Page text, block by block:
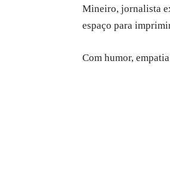
Mineiro, jornalista
espaço para
Com humor,